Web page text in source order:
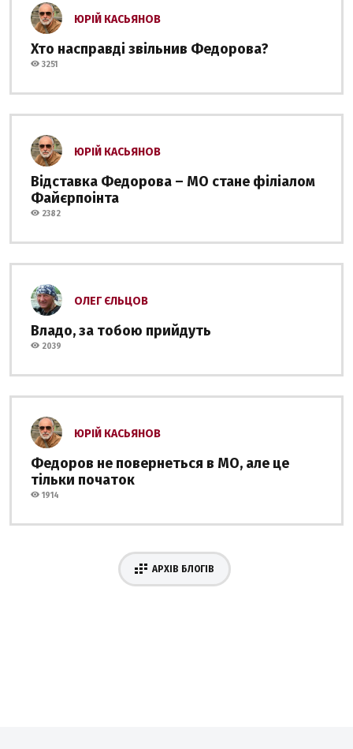
ЮРІЙ КАСЬЯНОВ
Хто насправді звільнив Федорова?
3251
ЮРІЙ КАСЬЯНОВ
Відставка Федорова – МО стане філіалом
Файєрпоінта
2382
ОЛЕГ ЄЛЬЦОВ
Владо, за тобою прийдуть
2039
ЮРІЙ КАСЬЯНОВ
Федоров не повернеться в МО, але це
тільки початок
1914
АРХІВ БЛОГІВ